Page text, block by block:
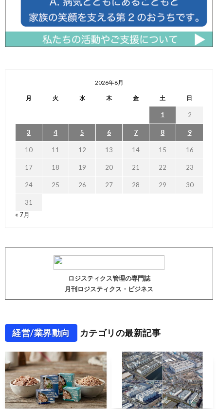
2026年8月
月 火 水 木 金 土 日
1 2
3 4 5 6 7 8 9
10 11 12 13 14 15 16
17 18 19 20 21 22 23
24 25 26 27 28 29 30
31
« 7月
ロジスティクス管理の専門誌
月刊ロジスティクス・ビジネス
経営/業界動向 カテゴリの最新記事